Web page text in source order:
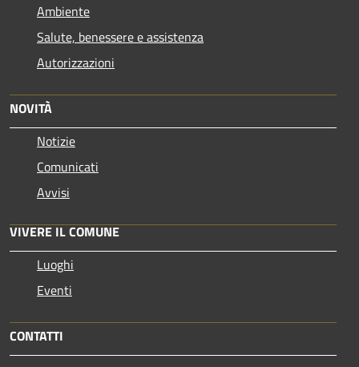
Ambiente
Salute, benessere e assistenza
Autorizzazioni
NOVITÀ
Notizie
Comunicati
Avvisi
VIVERE IL COMUNE
Luoghi
Eventi
CONTATTI